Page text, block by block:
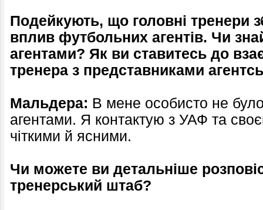
Подейкують, що головні тренери
вплив футбольних агентів. Чи
агентами? Як ви ставитесь до
тренера з представниками
Мальдера: В мене особисто не
агентами. Я контактую з УАФ та
чіткими й ясними.
Чи можете ви детальніше
тренерський штаб?